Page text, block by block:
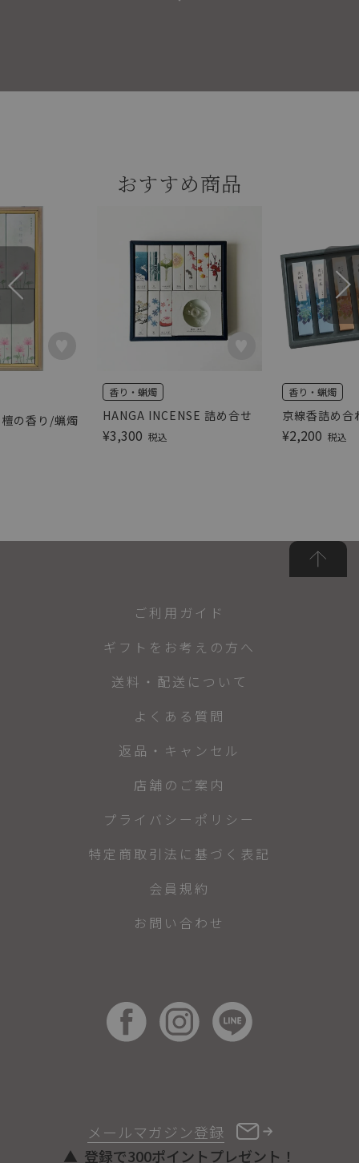
おすすめ商品
の香り/蝋燭 HANGA INCENSE 詰め合せ
香り・蝋燭
¥3,300 税込
京線香詰め合
香り・蝋燭
¥2,200 税込
メールマガジン登録
登録で300ポイントプレゼント！
ご利用ガイド
ギフトをお考えの方へ
送料・配送について
よくある質問
返品・キャンセル
店舗のご案内
プライバシーポリシー
特定商取引法に基づく表記
会員規約
お問い合わせ